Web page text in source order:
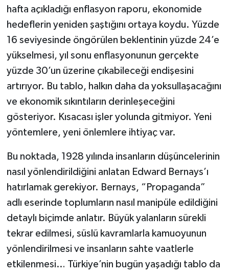
hafta açıkladığı enflasyon raporu, ekonomide
hedeflerin yeniden şaştığını ortaya koydu. Yüzde
16 seviyesinde öngörülen beklentinin yüzde 24’e
yükselmesi, yıl sonu enflasyonunun gerçekte
yüzde 30’un üzerine çıkabileceği endişesini
artırıyor. Bu tablo, halkın daha da yoksullaşacağını
ve ekonomik sıkıntıların derinleşeceğini
gösteriyor. Kısacası işler yolunda gitmiyor. Yeni
yöntemlere, yeni önlemlere ihtiyaç var.
Bu noktada, 1928 yılında insanların düşüncelerinin
nasıl yönlendirildiğini anlatan Edward Bernays’ı
hatırlamak gerekiyor. Bernays, “Propaganda”
adlı eserinde toplumların nasıl manipüle edildiğini
detaylı biçimde anlatır. Büyük yalanların sürekli
tekrar edilmesi, süslü kavramlarla kamuoyunun
yönlendirilmesi ve insanların sahte vaatlerle
etkilenmesi… Türkiye’nin bugün yaşadığı tablo da